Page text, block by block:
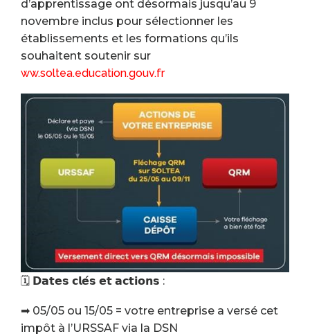
d’apprentissage ont désormais jusqu’au 9
novembre inclus pour sélectionner les
établissements et les formations qu’ils
souhaitent soutenir sur
ww.soltea.education.gouv.fr
🗓 𝗗𝗮𝘁𝗲𝘀 𝗰𝗹𝗲́𝘀 𝗲𝘁 𝗮𝗰𝘁𝗶𝗼𝗻𝘀 :
➡ 05/05 ou 15/05 = votre entreprise a versé cet
impôt à l’URSSAF via la DSN